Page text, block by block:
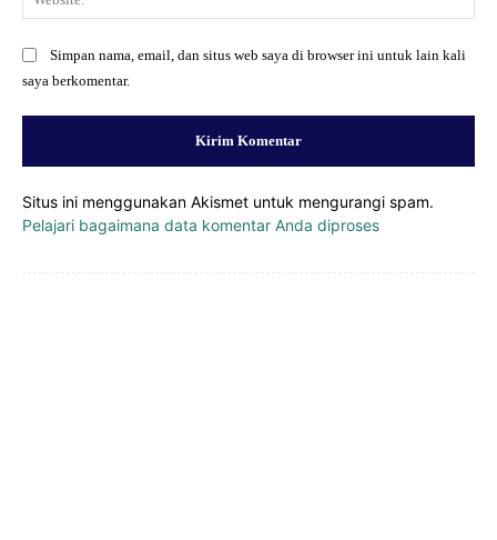
Simpan nama, email, dan situs web saya di browser ini untuk lain kali
saya berkomentar.
Situs ini menggunakan Akismet untuk mengurangi spam.
Pelajari bagaimana data komentar Anda diproses